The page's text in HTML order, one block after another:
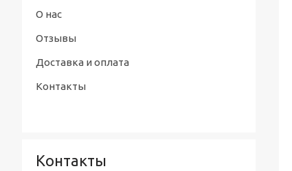
О нас
Отзывы
Доставка и оплата
Контакты
Контакты